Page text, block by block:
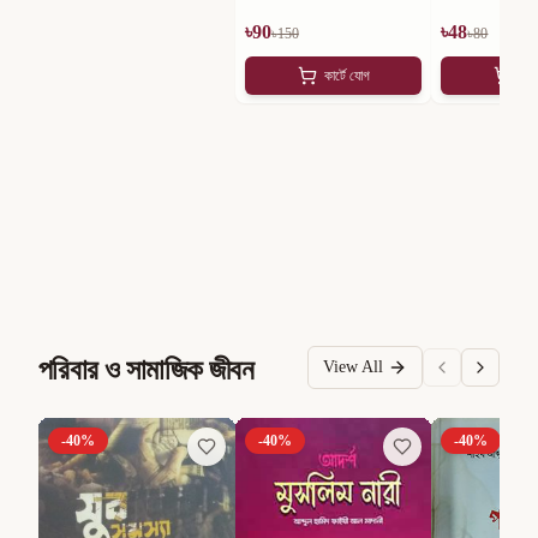
৳90৳150
কার্টে যোগ
৳48৳80
পরিবার ও সামাজিক জীবন View All
-40% -40% -40%